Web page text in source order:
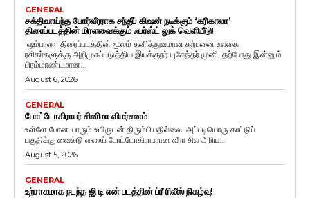
GENERAL
சக்திவாய்ந்த போர்வீரராக சந்தீப் கிஷன் நடிக்கும் ‘கரிகாலா’
திரைப்படத்தின் மிரளவைக்கும் ஃபர்ஸ்ட் லுக் வெளியீடு!
'ஷம்பாலா' திரைப்படத்தின் மூலம் தனித்துவமான கற்பனை உலகை
ரசிகர்களுக்கு அறிமுகப்படுத்திய இயக்குநர் யுகேந்தர் முனி, தற்போது இன்னும்
பிரம்மாண்டமான...
August 6, 2026
GENERAL
போட்டோகிராபர் சினிமா விமர்சனம்
உள்ளே போன யாரும் உயிருடன் திரும்பியதில்லை. அப்படியொரு காட்டுப்
பகுதிக்கு வைல்டு லைஃப் போட்டோகிராபரான வீரா சில அரிய...
August 5, 2026
GENERAL
உற்சாகமாக நடந்த ஜி டி என் படத்தின் ப்ரீ ரிலீஸ் நிகழ்வு!